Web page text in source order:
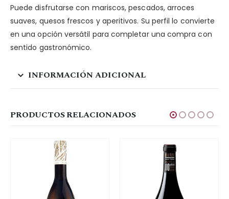
Puede disfrutarse con mariscos, pescados, arroces
suaves, quesos frescos y aperitivos. Su perfil lo convierte
en una opción versátil para completar una compra con
sentido gastronómico.
INFORMACIÓN ADICIONAL
PRODUCTOS RELACIONADOS